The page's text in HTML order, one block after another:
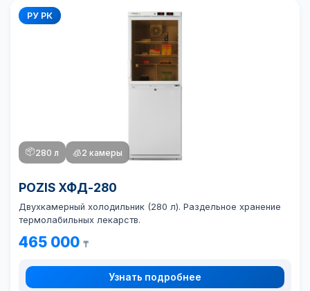
РУ РК
📦280 л 🧊2 камеры
POZIS ХФД-280
Двухкамерный холодильник (280 л). Раздельное хранение
термолабильных лекарств.
465 000 ₸
Узнать подробнее